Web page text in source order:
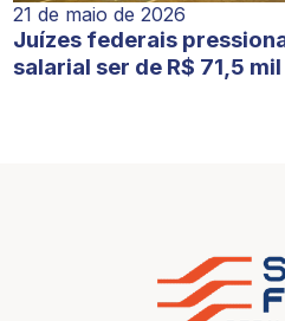
21 de maio de 2026
Juízes federais
salarial ser de R$ 71,5 mil